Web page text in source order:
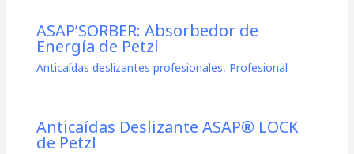
ASAP’SORBER: Absorbedor de
Energía de Petzl
Anticaídas deslizantes profesionales, Profesional
Anticaídas Deslizante ASAP® LOCK
de Petzl